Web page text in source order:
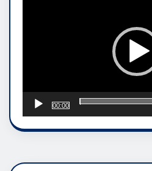
00:00